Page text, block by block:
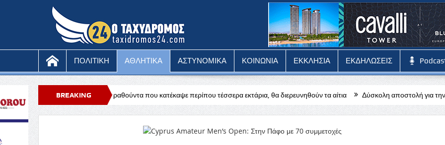
ΠΟΛΙΤΙΚΗ ΑΘΛΗΤΙΚΑ ΑΣΤΥΝΟΜΙΚΑ ΚΟΙΝΩΝΙΑ ΕΚΚΛΗΣΙΑ ΕΚΔΗΛΩΣΕΙΣ
BREAKING
NEWS
πυρκαγιά στη Μαραθούντα που κατέκαψε περίπου τέσσερα εκτάρια, θα διερευνηθούν τα αίτια Δύσκολη αποστολή για την Πάφο στην